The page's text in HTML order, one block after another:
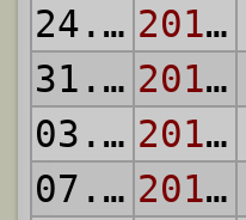
24.01
2015/16
31.01
2015/16
03.02
2015/16
07.02
2015/16